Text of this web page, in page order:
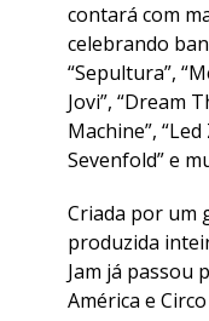
contará com
celebrando
“Sepultura”,
Jovi”, “Dream
Machine”,
Sevenfold” e
Criada por um
produzida
Jam já passou
América e